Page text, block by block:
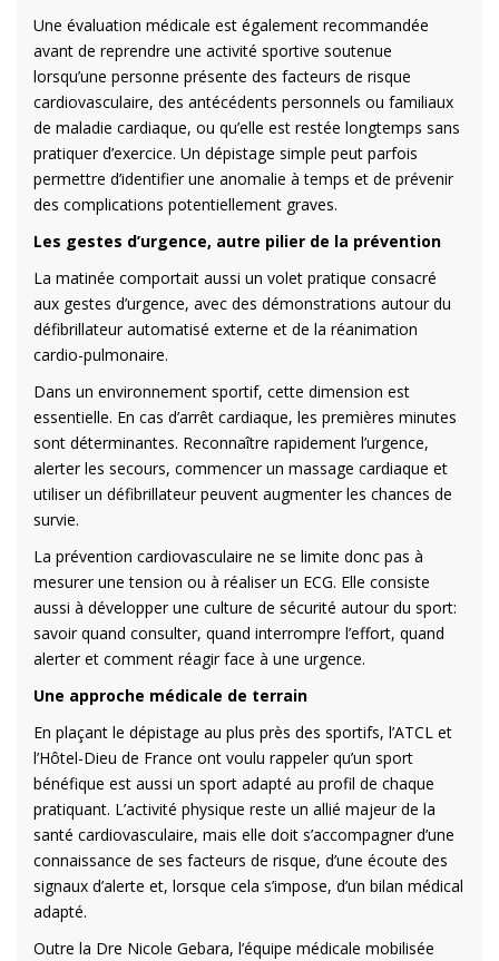
Une évaluation médicale est également recommandée
avant de reprendre une activité sportive soutenue
lorsqu’une personne présente des facteurs de risque
cardiovasculaire, des antécédents personnels ou familiaux
de maladie cardiaque, ou qu’elle est restée longtemps sans
pratiquer d’exercice. Un dépistage simple peut parfois
permettre d’identifier une anomalie à temps et de prévenir
des complications potentiellement graves.
Les gestes d’urgence, autre pilier de la prévention
La matinée comportait aussi un volet pratique consacré
aux gestes d’urgence, avec des démonstrations autour du
défibrillateur automatisé externe et de la réanimation
cardio-pulmonaire.
Dans un environnement sportif, cette dimension est
essentielle. En cas d’arrêt cardiaque, les premières minutes
sont déterminantes. Reconnaître rapidement l’urgence,
alerter les secours, commencer un massage cardiaque et
utiliser un défibrillateur peuvent augmenter les chances de
survie.
La prévention cardiovasculaire ne se limite donc pas à
mesurer une tension ou à réaliser un ECG. Elle consiste
aussi à développer une culture de sécurité autour du sport:
savoir quand consulter, quand interrompre l’effort, quand
alerter et comment réagir face à une urgence.
Une approche médicale de terrain
En plaçant le dépistage au plus près des sportifs, l’ATCL et
l’Hôtel-Dieu de France ont voulu rappeler qu’un sport
bénéfique est aussi un sport adapté au profil de chaque
pratiquant. L’activité physique reste un allié majeur de la
santé cardiovasculaire, mais elle doit s’accompagner d’une
connaissance de ses facteurs de risque, d’une écoute des
signaux d’alerte et, lorsque cela s’impose, d’un bilan médical
adapté.
Outre la Dre Nicole Gebara, l’équipe médicale mobilisée